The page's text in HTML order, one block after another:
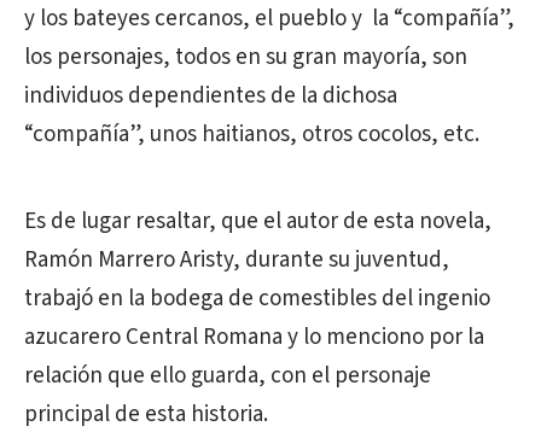
y los bateyes cercanos, el pueblo y la “compañía”,
los personajes, todos en su gran mayoría, son
individuos dependientes de la dichosa
“compañía”, unos haitianos, otros cocolos, etc.
Es de lugar resaltar, que el autor de esta novela,
Ramón Marrero Aristy, durante su juventud,
trabajó en la bodega de comestibles del ingenio
azucarero Central Romana y lo menciono por la
relación que ello guarda, con el personaje
principal de esta historia.